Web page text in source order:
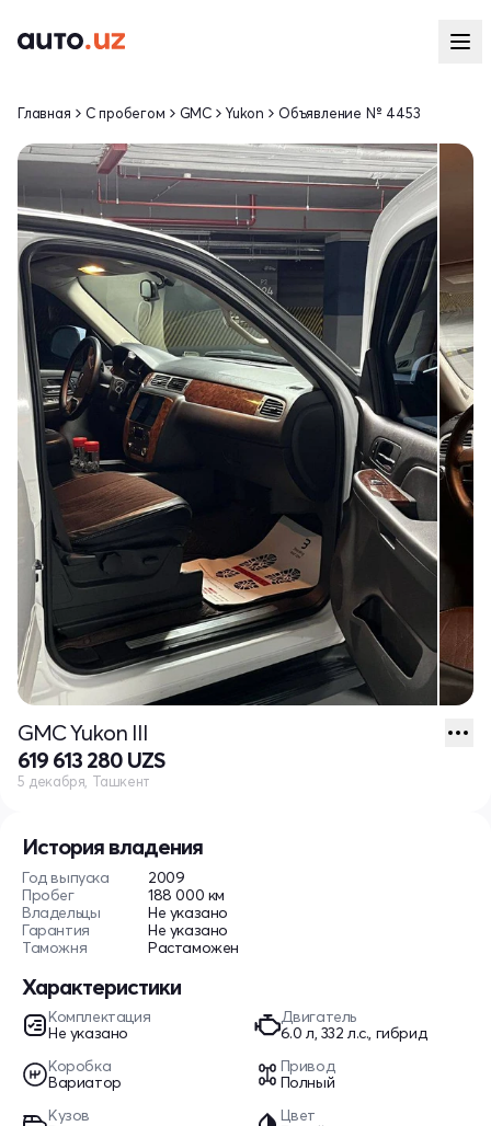
История владения
Год выпуска
2009
Пробег
188 000 км
Владельцы
Не указано
Гарантия
Не указано
Таможня
Растаможен
Характеристики
Комплектация
Не указано
Двигатель
6.0 л, 332 л.с., гибрид
Коробка
Вариатор
Привод
Полный
Кузов
Цвет
Главная С пробегом GMC Yukon Объявление № 4453
GMC Yukon III
619 613 280 UZS
5 декабря, Ташкент